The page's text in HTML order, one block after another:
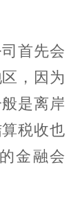
首先会
，因为
是离岸
税收也
金融会